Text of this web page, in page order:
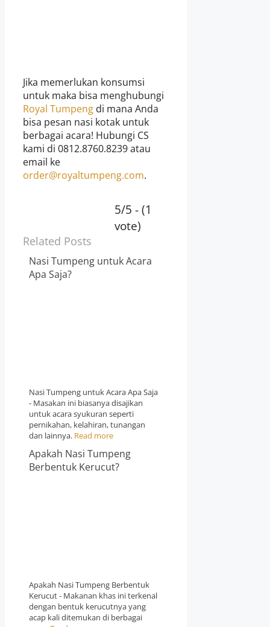
Jika memerlukan konsumsi
untuk maka bisa menghubungi
Royal Tumpeng di mana Anda
bisa pesan nasi kotak untuk
berbagai acara! Hubungi CS
kami di 0812.8760.8239 atau
email ke
order@royaltumpeng.com.
5/5 - (1
vote)
Related Posts
Nasi Tumpeng untuk Acara
Apa Saja?
Nasi Tumpeng untuk Acara Apa Saja
- Masakan ini biasanya disajikan
untuk acara syukuran seperti
pernikahan, kelahiran, tunangan
dan lainnya. Read more
Apakah Nasi Tumpeng
Berbentuk Kerucut?
Apakah Nasi Tumpeng Berbentuk
Kerucut - Makanan khas ini terkenal
dengan bentuk kerucutnya yang
acap kali ditemukan di berbagai